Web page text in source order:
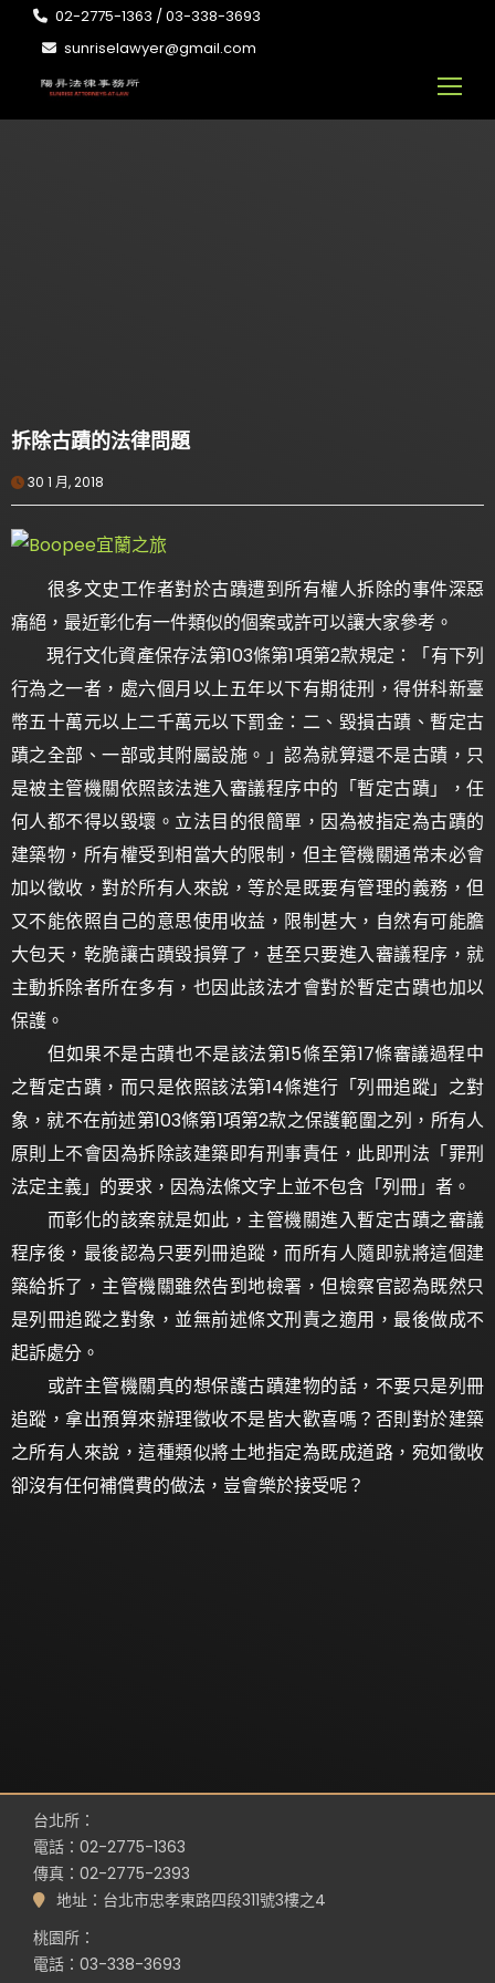
02-2775-1363 / 03-338-3693
sunriselawyer@gmail.com
拆除古蹟的法律問題
30 1 月, 2018
很多文史工作者對於古蹟遭到所有權人拆除的事件深惡
痛絕，最近彰化有一件類似的個案或許可以讓大家參考。
現行文化資產保存法第103條第1項第2款規定：「有下列
行為之一者，處六個月以上五年以下有期徒刑，得併科新臺
幣五十萬元以上二千萬元以下罰金：二、毀損古蹟、暫定古
蹟之全部、一部或其附屬設施。」認為就算還不是古蹟，只
是被主管機關依照該法進入審議程序中的「暫定古蹟」，任
何人都不得以毀壞。立法目的很簡單，因為被指定為古蹟的
建築物，所有權受到相當大的限制，但主管機關通常未必會
加以徵收，對於所有人來說，等於是既要有管理的義務，但
又不能依照自己的意思使用收益，限制甚大，自然有可能膽
大包天，乾脆讓古蹟毀損算了，甚至只要進入審議程序，就
主動拆除者所在多有，也因此該法才會對於暫定古蹟也加以
保護。
但如果不是古蹟也不是該法第15條至第17條審議過程中
之暫定古蹟，而只是依照該法第14條進行「列冊追蹤」之對
象，就不在前述第103條第1項第2款之保護範圍之列，所有人
原則上不會因為拆除該建築即有刑事責任，此即刑法「罪刑
法定主義」的要求，因為法條文字上並不包含「列冊」者。
而彰化的該案就是如此，主管機關進入暫定古蹟之審議
程序後，最後認為只要列冊追蹤，而所有人隨即就將這個建
築給拆了，主管機關雖然告到地檢署，但檢察官認為既然只
是列冊追蹤之對象，並無前述條文刑責之適用，最後做成不
起訴處分。
或許主管機關真的想保護古蹟建物的話，不要只是列冊
追蹤，拿出預算來辦理徵收不是皆大歡喜嗎？否則對於建築
之所有人來說，這種類似將土地指定為既成道路，宛如徵收
卻沒有任何補償費的做法，豈會樂於接受呢？
台北所：
電話：02-2775-1363
傳真：02-2775-2393
地址：台北市忠孝東路四段311號3樓之4
桃園所：
電話：03-338-3693